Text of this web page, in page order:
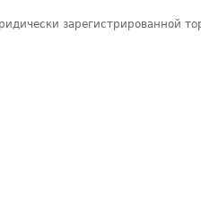
зарегистрированной